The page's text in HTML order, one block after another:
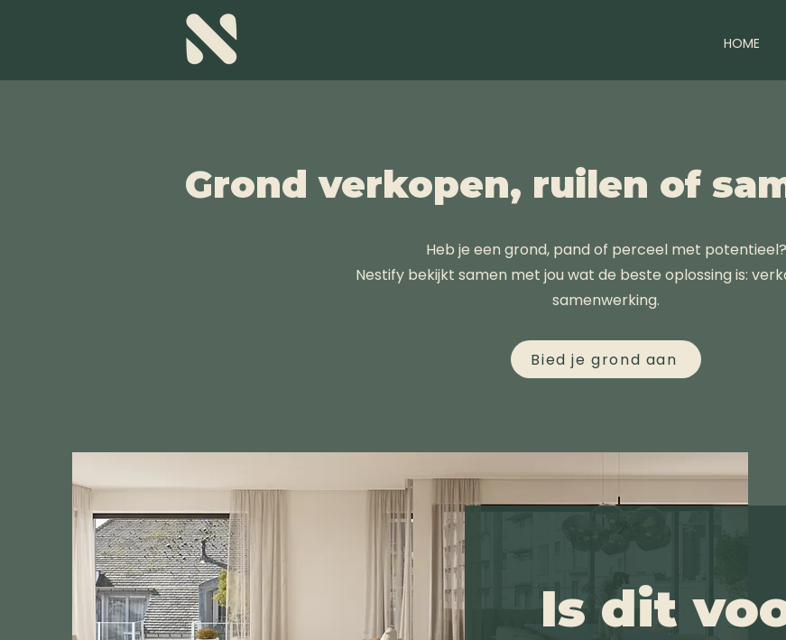
HOME
Grond verkopen, ruilen of
Heb je een grond, pand of perceel met potentieel?
Nestify bekijkt samen met jou wat de beste oplossing is:
samenwerking.
Bied je grond aan
Is dit